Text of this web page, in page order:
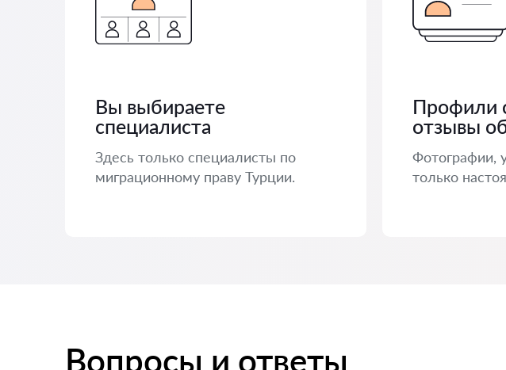
Вы выбираете
специалиста
Здесь только специалисты по
миграционному праву Турции.
Профили
отзывы
Фотографии,
только
Вопросы и ответы